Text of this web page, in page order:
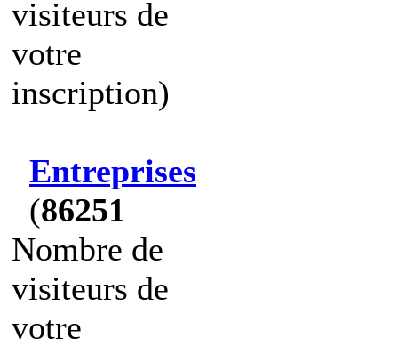
visiteurs de
votre
inscription)
Entreprises
(86251
Nombre de
visiteurs de
votre